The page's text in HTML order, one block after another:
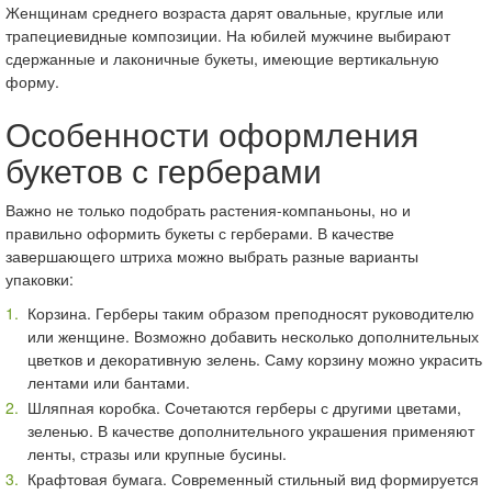
Женщинам среднего возраста дарят овальные, круглые или
трапециевидные композиции. На юбилей мужчине выбирают
сдержанные и лаконичные букеты, имеющие вертикальную
форму.
Особенности оформления
букетов с герберами
Важно не только подобрать растения-компаньоны, но и
правильно оформить букеты с герберами. В качестве
завершающего штриха можно выбрать разные варианты
упаковки:
Корзина. Герберы таким образом преподносят руководителю
или женщине. Возможно добавить несколько дополнительных
цветков и декоративную зелень. Саму корзину можно украсить
лентами или бантами.
Шляпная коробка. Сочетаются герберы с другими цветами,
зеленью. В качестве дополнительного украшения применяют
ленты, стразы или крупные бусины.
Крафтовая бумага. Современный стильный вид формируется